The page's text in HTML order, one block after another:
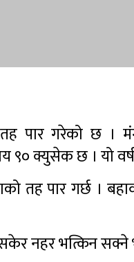
पार गरेको छ ।
९० क्युसेक छ । यो
तह पार गर्छ ।
नहर भत्किन